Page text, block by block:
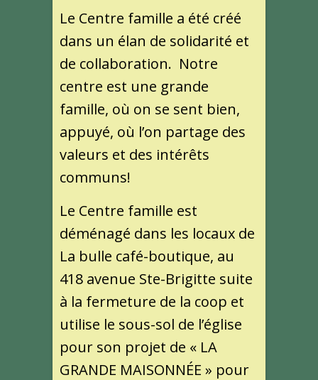
Le Centre famille a été créé
dans un élan de solidarité et
de collaboration. Notre
centre est une grande
famille, où on se sent bien,
appuyé, où l’on partage des
valeurs et des intérêts
communs!
Le Centre famille est
déménagé dans les locaux de
La bulle café-boutique, au
418 avenue Ste-Brigitte suite
à la fermeture de la coop et
utilise le sous-sol de l’église
pour son projet de « LA
GRANDE MAISONNÉE » pour